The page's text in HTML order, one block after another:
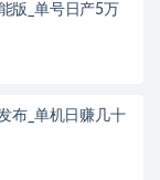
版_单号日产5万
布_单机日赚几十